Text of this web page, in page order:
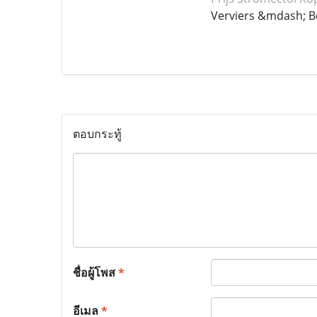
Verviers &mdash;
ตอบกระทู้
ชื่อผู้โพส*
อีเมล*